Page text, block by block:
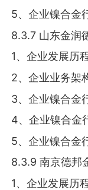
5、企业镍合金
8.3.7 山东金润
1、企业发展历
2、企业业务架
3、企业镍合金
4、企业镍合金
5、企业镍合金
8.3.9 南京德邦
1、企业发展历